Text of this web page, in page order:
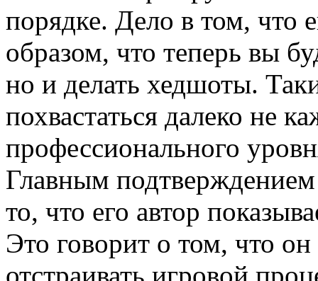
порядке. Дело в том, что
образом, что теперь вы
но и делать хедшоты.
похвастаться далеко не
профессионального
Главным подтверждением
то, что его автор
Это говорит о том, что
отстраивать игровой